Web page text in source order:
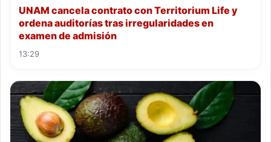
UNAM cancela contrato con Territorium Life y
ordena auditorías tras irregularidades en
examen de admisión
13:29